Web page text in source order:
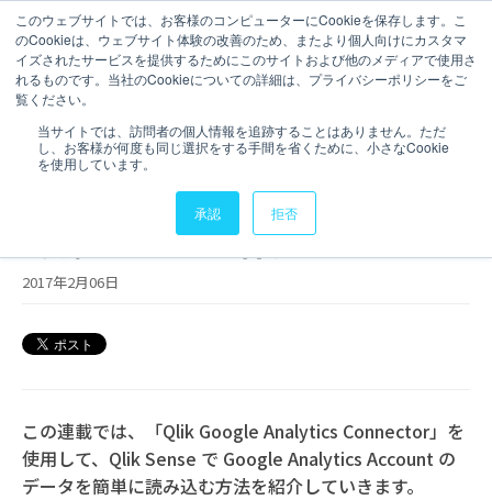
このウェブサイトでは、お客様のコンピューターにCookieを保存します。こ
のCookieは、ウェブサイト体験の改善のため、またより個人向けにカスタマ
イズされたサービスを提供するためにこのサイトおよび他のメディアで使用さ
れるものです。当社のCookieについての詳細は、プライバシーポリシーをご
覧ください。
当サイトでは、訪問者の個人情報を追跡することはありません。ただ
し、お客様が何度も同じ選択をする手間を省くために、小さなCookie
を使用しています。
承認 拒否
お問い合わせ
2 分で読むことができます。
【Qlik Sense】Qlik Web
Connector第1回 Google
Analyticsからデータ読み込み
- 認証トークン作成
2017年2月06日
この連載では、「Qlik Google Analytics Connector」を
使用して、Qlik Sense で Google Analytics Account の
データを簡単に読み込む方法を紹介していきます。